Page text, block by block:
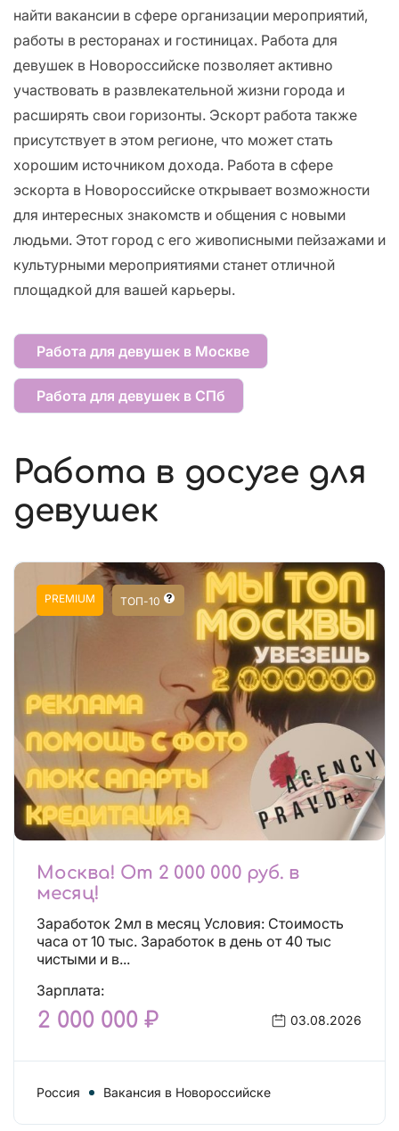
найти вакансии в сфере организации мероприятий,
работы в ресторанах и гостиницах. Работа для
девушек в Новороссийске позволяет активно
участвовать в развлекательной жизни города и
расширять свои горизонты. Эскорт работа также
присутствует в этом регионе, что может стать
хорошим источником дохода. Работа в сфере
эскорта в Новороссийске открывает возможности
для интересных знакомств и общения с новыми
людьми. Этот город с его живописными пейзажами и
культурными мероприятиями станет отличной
площадкой для вашей карьеры.
Работа для девушек в Москве
Работа для девушек в СПб
Работа в досуге для
девушек
PREMIUM ТОП-10
Москва! От 2 000 000 руб. в
месяц!
Заработок 2мл в месяц Условия: Стоимость
часа от 10 тыс. Заработок в день от 40 тыс
чистыми и в...
Зарплата:
2 000 000 ₽ 03.08.2026
Россия Вакансия в Новороссийске